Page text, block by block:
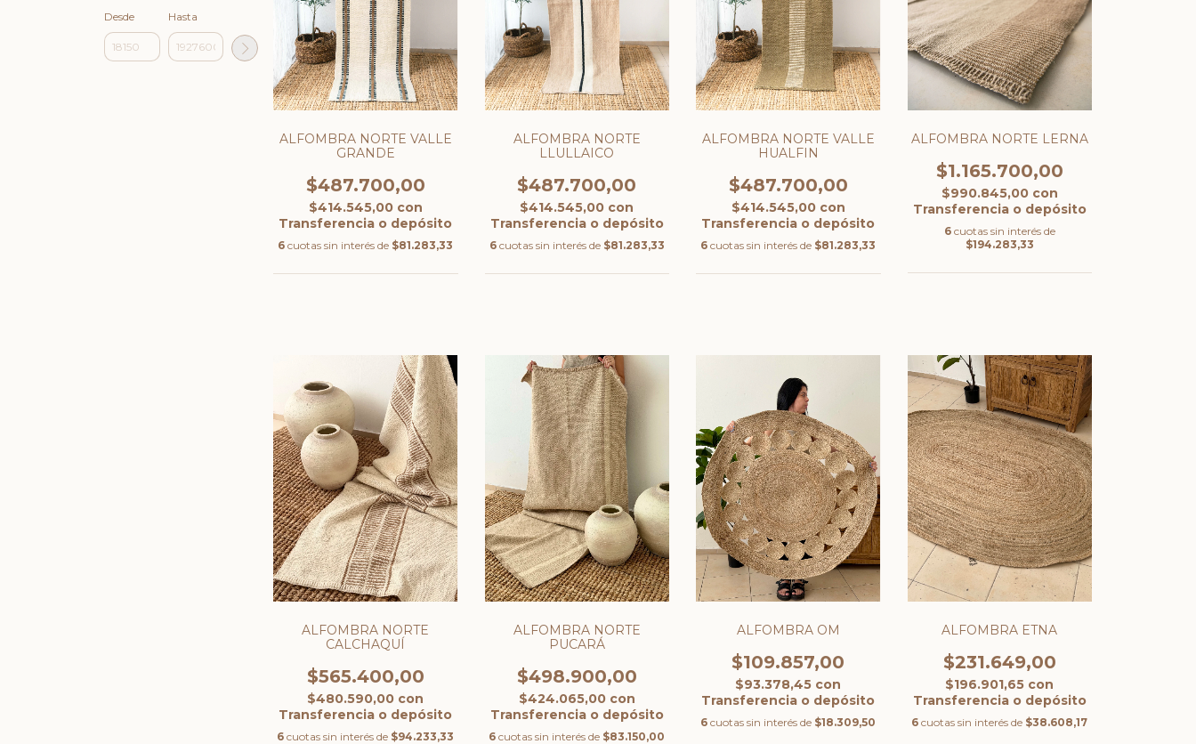
Desde Hasta
ALFOMBRA NORTE VALLE
GRANDE
$487.700,00
$414.545,00 con
Transferencia o depósito
6 cuotas sin interés de $81.283,33
ALFOMBRA NORTE
LLULLAICO
$487.700,00
$414.545,00 con
Transferencia o depósito
6 cuotas sin interés de $81.283,33
ALFOMBRA NORTE VALLE
HUALFIN
$487.700,00
$414.545,00 con
Transferencia o depósito
6 cuotas sin interés de $81.283,33
ALFOMBRA NORTE LERNA
$1.165.700,00
$990.845,00 con
Transferencia o depósito
6 cuotas sin interés de
$194.283,33
ALFOMBRA NORTE
CALCHAQUÍ
$565.400,00
$480.590,00 con
Transferencia o depósito
6 cuotas sin interés de $94.233,33
ALFOMBRA NORTE
PUCARÁ
$498.900,00
$424.065,00 con
Transferencia o depósito
6 cuotas sin interés de $83.150,00
ALFOMBRA OM
$109.857,00
$93.378,45 con
Transferencia o depósito
6 cuotas sin interés de $18.309,50
ALFOMBRA ETNA
$231.649,00
$196.901,65 con
Transferencia o depósito
6 cuotas sin interés de $38.608,17